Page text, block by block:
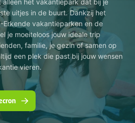
alleen het vakantiepark dat bij je
uitjes in de buurt. Dankzij het
Erkende vakantieparken en de
je moeiteloos jouw ideale trip
familie, je gezin of samen op
een plek die past bij jouw wensen
vieren.